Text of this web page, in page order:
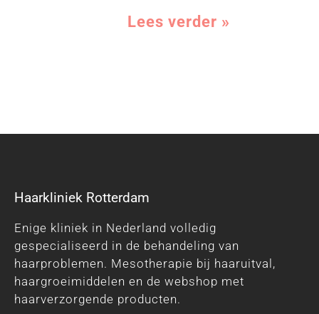
Lees verder »
Haarkliniek Rotterdam
Enige kliniek in Nederland volledig
gespecialiseerd in de behandeling van
haarproblemen. Mesotherapie bij haaruitval,
haargroeimiddelen en de webshop met
haarverzorgende producten.